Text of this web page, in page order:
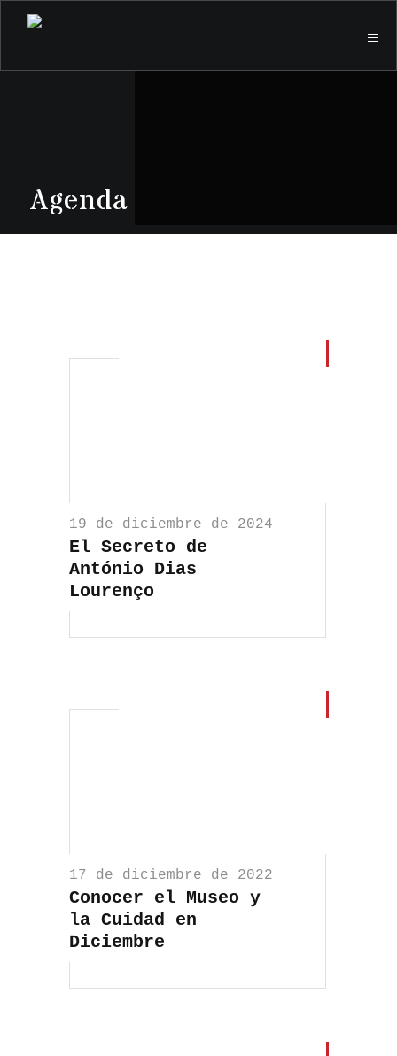
Agenda
19 de diciembre de 2024
El Secreto de
António Dias
Lourenço
17 de diciembre de 2022
Conocer el Museo y
la Cuidad en
Diciembre